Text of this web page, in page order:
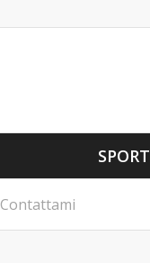
SPORT
Contattami